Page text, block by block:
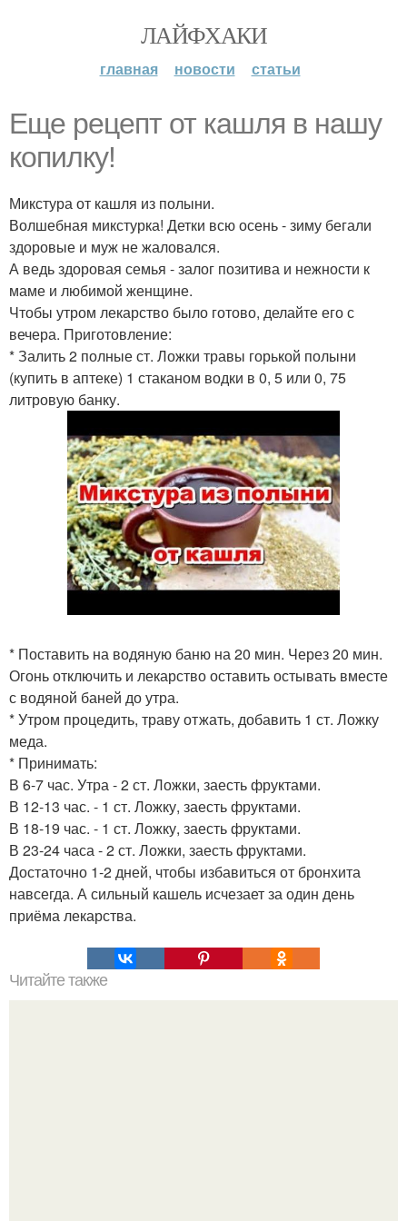
ЛАЙФХАКИ
главная новости статьи
Еще рецепт от кашля в нашу
копилку!
Микстура от кашля из полыни.
Волшебная микстурка! Детки всю осень - зиму бегали
здоровые и муж не жаловался.
А ведь здоровая семья - залог позитива и нежности к
маме и любимой женщине.
Чтобы утром лекарство было готово, делайте его с
вечера. Приготовление:
* Залить 2 полные ст. Ложки травы горькой полыни
(купить в аптеке) 1 стаканом водки в 0, 5 или 0, 75
литровую банку.
* Поставить на водяную баню на 20 мин. Через 20 мин.
Огонь отключить и лекарство оставить остывать вместе
с водяной баней до утра.
* Утром процедить, траву отжать, добавить 1 ст. Ложку
меда.
* Принимать:
В 6-7 час. Утра - 2 ст. Ложки, заесть фруктами.
В 12-13 час. - 1 ст. Ложку, заесть фруктами.
В 18-19 час. - 1 ст. Ложку, заесть фруктами.
В 23-24 часа - 2 ст. Ложки, заесть фруктами.
Достаточно 1-2 дней, чтобы избавиться от бронхита
навсегда. А сильный кашель исчезает за один день
приёма лекарства.
Читайте также